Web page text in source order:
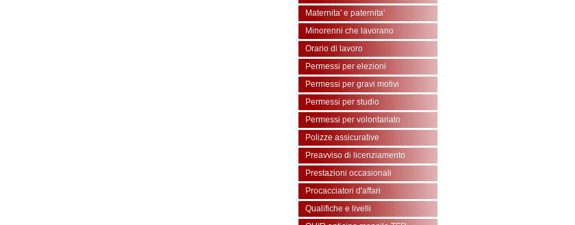
Maternita' e paternita'
Minorenni che lavorano
Orario di lavoro
Permessi per elezioni
Permessi per gravi motivi
Permessi per studio
Permessi per volontariato
Polizze assicurative
Preavviso di licenziamento
Prestazioni occasionali
Procacciatori d'affari
Qualifiche e livelli